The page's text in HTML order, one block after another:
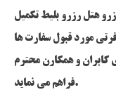
خدماتی: رزرو هتل رزرو بلیط تکمیل
مورد قبول سفارت ها
کابران و همکارن محترم
فراهم می نماید.